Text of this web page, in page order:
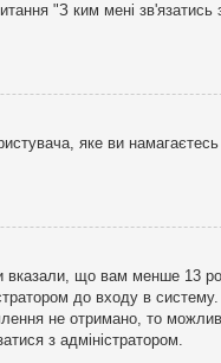
"З ким мені зв'язатись
яке ви намагаєтесь
вказали, що вам менше 13
до входу в
не отримано, то
з адміністратором.